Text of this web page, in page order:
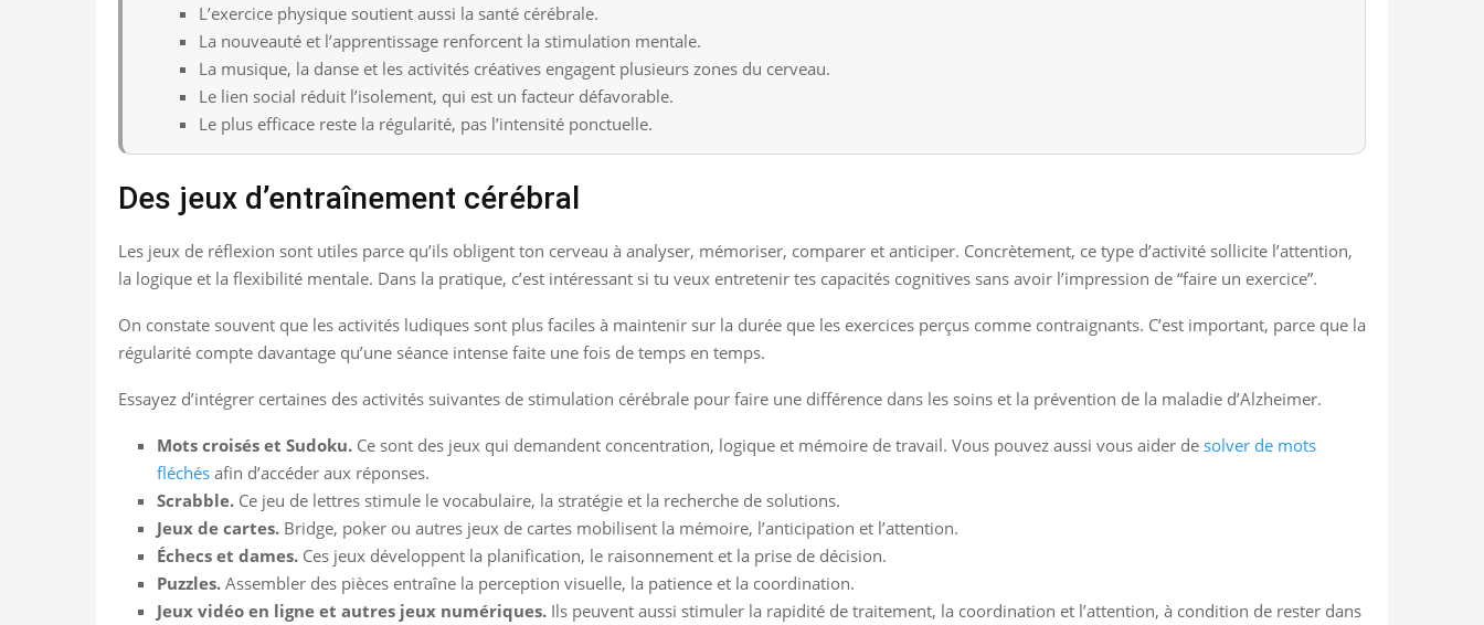
L’exercice physique soutient aussi la santé cérébrale.
La nouveauté et l’apprentissage renforcent la stimulation mentale.
La musique, la danse et les activités créatives engagent plusieurs zones du cerveau.
Le lien social réduit l’isolement, qui est un facteur défavorable.
Le plus efficace reste la régularité, pas l’intensité ponctuelle.
Des jeux d’entraînement cérébral
Les jeux de réflexion sont utiles parce qu’ils obligent ton cerveau à analyser, mémoriser, comparer et anticiper. Concrètement, ce type d’activité sollicite l’attention,
la logique et la flexibilité mentale. Dans la pratique, c’est intéressant si tu veux entretenir tes capacités cognitives sans avoir l’impression de “faire un exercice”.
On constate souvent que les activités ludiques sont plus faciles à maintenir sur la durée que les exercices perçus comme contraignants. C’est important, parce que la
régularité compte davantage qu’une séance intense faite une fois de temps en temps.
Essayez d’intégrer certaines des activités suivantes de stimulation cérébrale pour faire une différence dans les soins et la prévention de la maladie d’Alzheimer.
Mots croisés et Sudoku. Ce sont des jeux qui demandent concentration, logique et mémoire de travail. Vous pouvez aussi vous aider de solver de mots
fléchés afin d’accéder aux réponses.
Scrabble. Ce jeu de lettres stimule le vocabulaire, la stratégie et la recherche de solutions.
Jeux de cartes. Bridge, poker ou autres jeux de cartes mobilisent la mémoire, l’anticipation et l’attention.
Échecs et dames. Ces jeux développent la planification, le raisonnement et la prise de décision.
Puzzles. Assembler des pièces entraîne la perception visuelle, la patience et la coordination.
Jeux vidéo en ligne et autres jeux numériques. Ils peuvent aussi stimuler la rapidité de traitement, la coordination et l’attention, à condition de rester dans